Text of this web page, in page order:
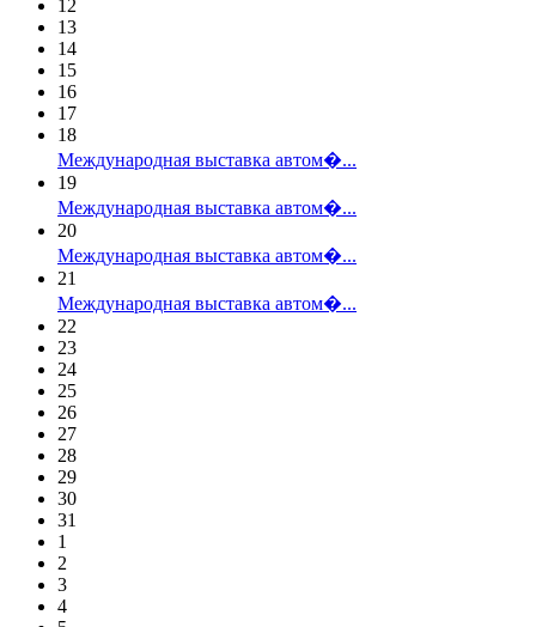
12
13
14
15
16
17
18
Международная выставка автом�...
19
Международная выставка автом�...
20
Международная выставка автом�...
21
Международная выставка автом�...
22
23
24
25
26
27
28
29
30
31
1
2
3
4